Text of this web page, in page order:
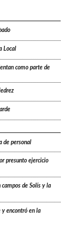
Local
como parte de
de personal
presunto ejercicio
de Solís y la
encontró en la